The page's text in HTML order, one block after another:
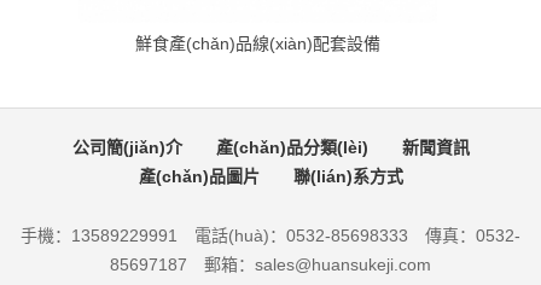
鮮食產(chǎn)品線(xiàn)配套設備
公司簡(jiǎn)介 產(chǎn)品分類(lèi)
新聞資訊
產(chǎn)品圖片
聯(lián)系方式
手機：13589229991 電話(huà)：0532-85698333 傳真：0532-
85697187 郵箱：sales@huansukeji.com